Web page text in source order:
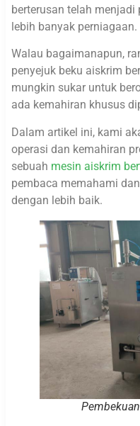
berterusan telah
lebih banyak perniagaan.
Walau bagaimanapun,
penyejuk beku aiskrim
mungkin sukar untuk
ada kemahiran khusus
Dalam artikel ini, kami
operasi dan kemahiran
sebuah mesin aiskrim
pembaca memahami
dengan lebih baik.